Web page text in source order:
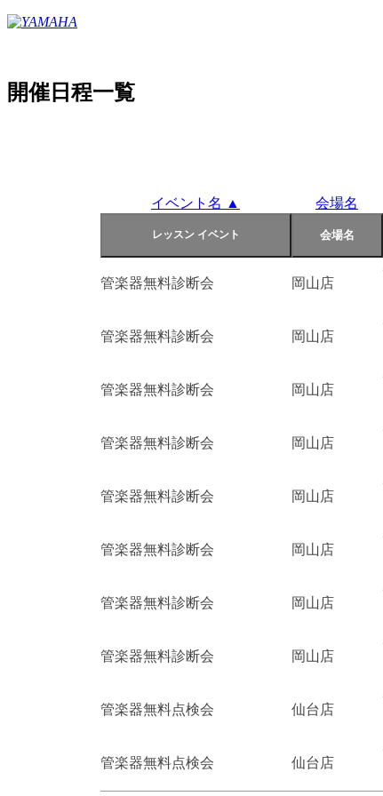
開催日程一覧
イベント名 ▲ 会場名
管楽器無料診断会 岡山店
管楽器無料診断会 岡山店
管楽器無料診断会 岡山店
管楽器無料診断会 岡山店
管楽器無料診断会 岡山店
管楽器無料診断会 岡山店
管楽器無料診断会 岡山店
管楽器無料診断会 岡山店
管楽器無料点検会 仙台店
管楽器無料点検会 仙台店